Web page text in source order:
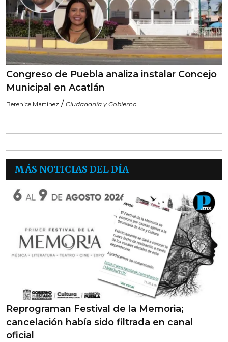
Congreso de Puebla analiza instalar Concejo
Municipal en Acatlán
Berenice Martinez / Ciudadanía y Gobierno
MÁS NOTICIAS DEL DÍA
Reprograman Festival de la Memoria;
cancelación había sido filtrada en canal
oficial